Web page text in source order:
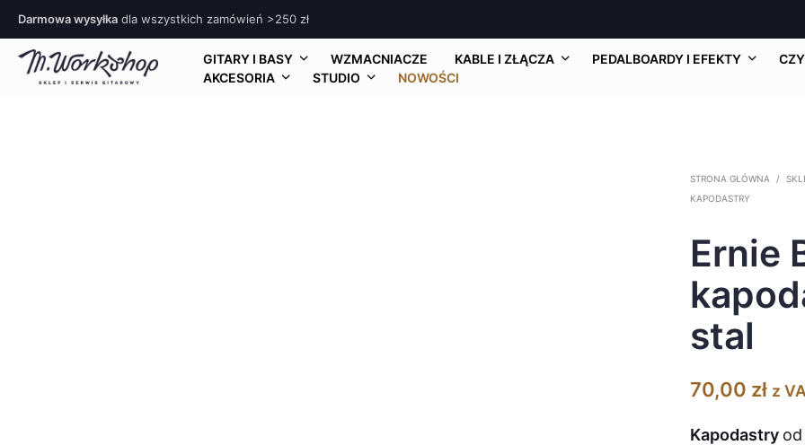
Darmowa wysyłka dla wszystkich zamówień >250 zł
GITARY I BASY WZMACNIACZE KABLE I ZŁĄCZA PEDALBOARDY I EFEKTY
AKCESORIA
STUDIO NOWOŚCI
STRONA GŁÓWNA /
KAPODASTRY
Ernie
stal
70,00 zł z
Kapodastry